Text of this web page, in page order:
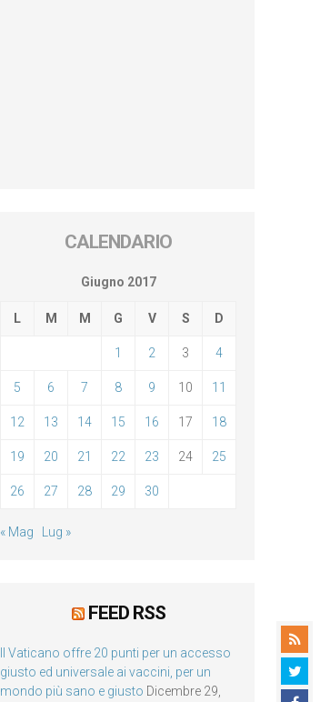
CALENDARIO
Giugno 2017
L M M G V S D
1 2 3 4
5 6 7 8 9 10 11
12 13 14 15 16 17 18
19 20 21 22 23 24 25
26 27 28 29 30
« Mag Lug »
FEED RSS
Il Vaticano offre 20 punti per un accesso
giusto ed universale ai vaccini, per un
mondo più sano e giusto Dicembre 29,